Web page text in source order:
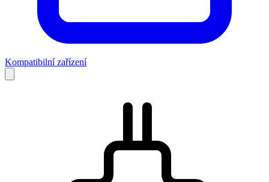
Kompatibilní zařízení